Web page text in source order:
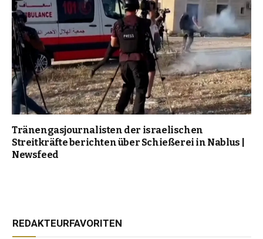
Tränengasjournalisten der israelischen
Streitkräfte berichten über Schießerei in Nablus |
Newsfeed
REDAKTEURFAVORITEN